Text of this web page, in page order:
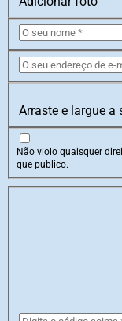
Arraste e largue a
Não violo quaisquer
que publico.